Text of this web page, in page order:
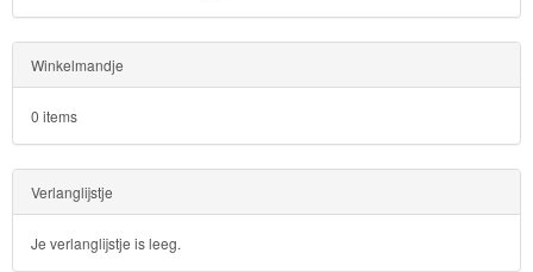
Dory
Planes
Sofia
het
prinsesje
Barbie
Winkelmandje
0 items
Verlanglijstje
Je verlanglijstje is leeg.